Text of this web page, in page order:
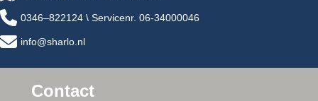
0346–822124 \ Servicenr. 06-34000046
info@sharlo.nl
Contact